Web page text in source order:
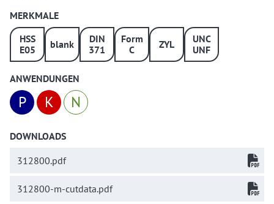
MERKMALE
HSS
E05
blank
DIN
371
Form
C
ZYL
UNC
UNF
ANWENDUNGEN
P K N
DOWNLOADS
312800.pdf
312800-m-cutdata.pdf